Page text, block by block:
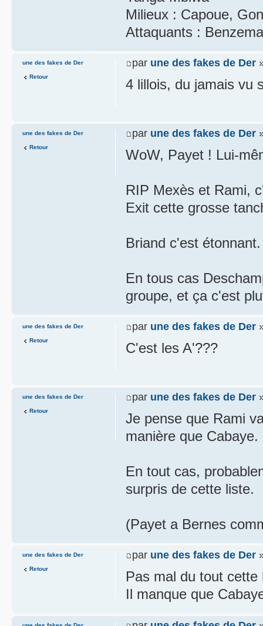
Milieux : Capoue,
Attaquants :
par une des fakes de Der
4 lillois, du jamais vu
une des fakes de Der
Retour
par une des fakes de Der
WoW, Payet ! Lui-
RIP Mexès et Rami,
Exit cette grosse
Briand c'est étonnant.
En tous cas
groupe, et ça c'est
une des fakes de Der
Retour
par une des fakes de Der
C'est les A'???
une des fakes de Der
Retour
par une des fakes de Der
Je pense que Rami
manière que Cabaye.
En tout cas,
surpris de cette liste.
(Payet a Bernes
une des fakes de Der
Retour
par une des fakes de Der
Pas mal du tout cette
Il manque que
une des fakes de Der
Retour